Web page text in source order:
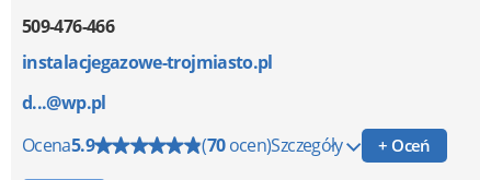
509-476-466
instalacjegazowe-trojmiasto.pl
d...@wp.pl
Ocena5.9 (70ocen)Szczegóły + Oceń